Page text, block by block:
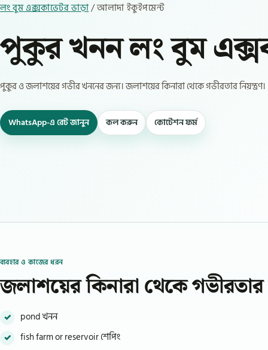
লং বুম এক্সকাভেটর ভাড়া/ আলাদা ইকুইপমেন্ট
পুকুর খনন লং বুম
পুকুর ও জলাশয়ের গভীর খননের জন্য। জলাশয়ের কিনারা থেকে গভীরতার নিয়ন্ত্রণ।
WhatsApp-এ রেট জানুন কল করুন কোটেশন ফর্ম
ব্যবহার ও কাজের ধরন
জলাশয়ের কিনারা থেকে গভীরতার
pond খনন
fish farm or reservoir শেপিং